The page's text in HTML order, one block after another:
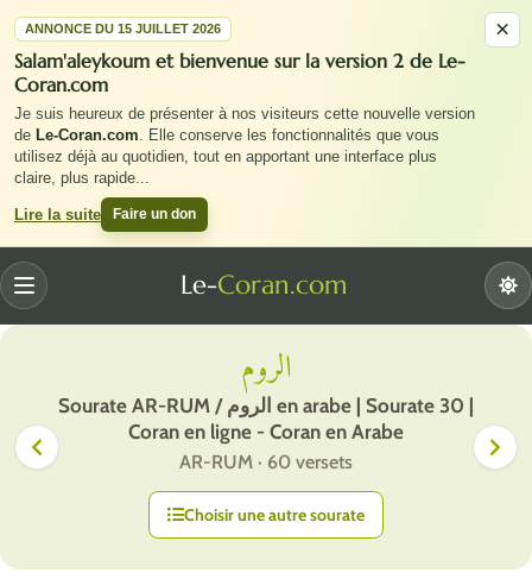
×
ANNONCE DU 15 JUILLET 2026
Salam'aleykoum et bienvenue sur la version 2 de Le-
Coran.com
Je suis heureux de présenter à nos visiteurs cette nouvelle version
de Le-Coran.com. Elle conserve les fonctionnalités que vous
utilisez déjà au quotidien, tout en apportant une interface plus
claire, plus rapide...
Lire la suite Faire un don
Le-Coran.com
Menu
الروم
Sourate AR-RUM / الروم en arabe | Sourate 30 |
Coran en ligne - Coran en Arabe
AR-RUM · 60 versets
Choisir une autre sourate